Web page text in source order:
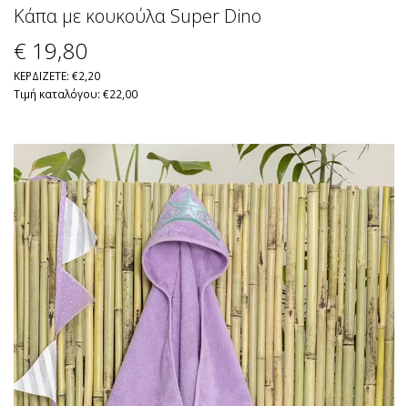
Κάπα με κουκούλα Super Dino
€ 19,80
ΚΕΡΔΙΖΕΤΕ: €2,20
Τιμή καταλόγου: €22,00